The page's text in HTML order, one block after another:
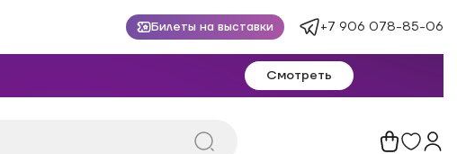
Билеты на выставки +7 906 078-85-06
Смотреть